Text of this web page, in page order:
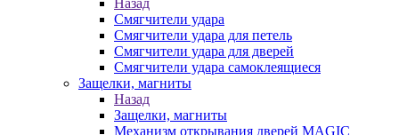
Назад
Смягчители удара
Смягчители удара для петель
Смягчители удара для дверей
Cмягчители удара самоклеящиеся
Защелки, магниты
Назад
Защелки, магниты
Механизм открывания дверей MAGIC